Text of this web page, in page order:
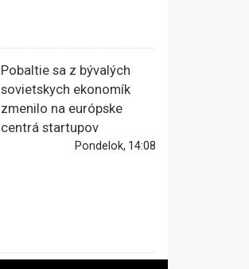
Pobaltie sa z bývalých
sovietskych ekonomík
zmenilo na európske
centrá startupov
Pondelok, 14:08